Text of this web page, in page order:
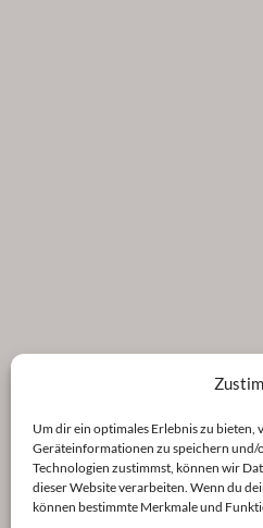
Um dir ein optimales Erlebnis zu
Geräteinformationen zu speichern und/
Technologien zustimmst, können wir
dieser Website verarbeiten. Wenn du
können bestimmte Merkmale und